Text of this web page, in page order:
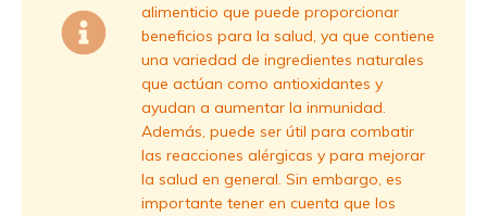
alimenticio que puede proporcionar
beneficios para la salud, ya que contiene
una variedad de ingredientes naturales
que actúan como antioxidantes y
ayudan a aumentar la inmunidad.
Además, puede ser útil para combatir
las reacciones alérgicas y para mejorar
la salud en general. Sin embargo, es
importante tener en cuenta que los